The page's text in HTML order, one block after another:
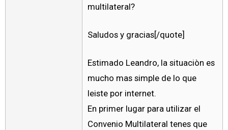
multilateral?
Saludos y gracias[/quote]
Estimado Leandro, la situaciòn es
mucho mas simple de lo que
leiste por internet.
En primer lugar para utilizar el
Convenio Multilateral tenes que